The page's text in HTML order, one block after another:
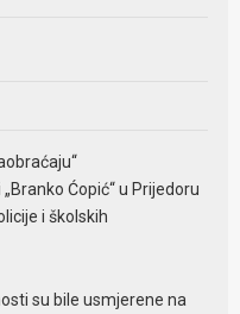
Ćopić“ u Prijedoru
i školskih
su bile usmjerene na